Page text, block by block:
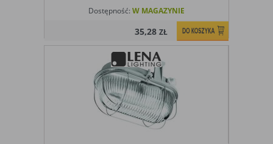
Dostępność: W MAGAZYNIE
35,28ZŁ